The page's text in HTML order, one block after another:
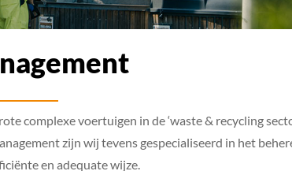
complexe voertuigen in de ‘waste & recycling
zijn wij tevens gespecialiseerd in het
en adequate wijze.